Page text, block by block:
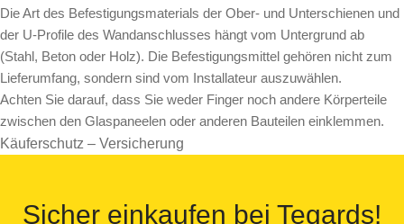
Die Art des Befestigungsmaterials der Ober- und Unterschienen und
der U-Profile des Wandanschlusses hängt vom Untergrund ab
(Stahl, Beton oder Holz). Die Befestigungsmittel gehören nicht zum
Lieferumfang, sondern sind vom Installateur auszuwählen.
Achten Sie darauf, dass Sie weder Finger noch andere Körperteile
zwischen den Glaspaneelen oder anderen Bauteilen einklemmen.
Käuferschutz – Versicherung
Sicher einkaufen bei Tegards!